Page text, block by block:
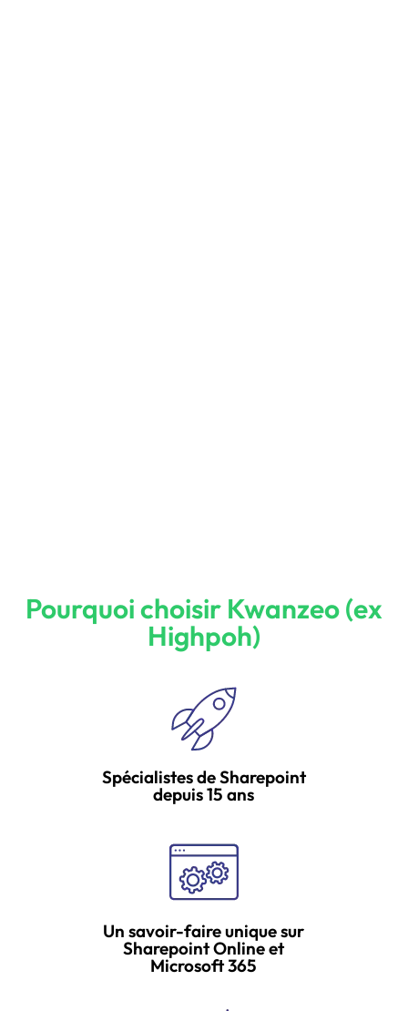
Pourquoi choisir Kwanzeo (ex
Highpoh)
Spécialistes de Sharepoint
depuis 15 ans
Un savoir-faire unique sur
Sharepoint Online et
Microsoft 365